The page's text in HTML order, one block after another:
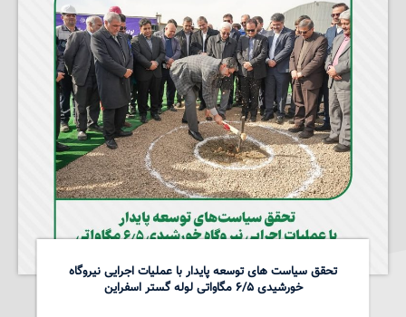
تحقق سیاست های توسعه پایدار با عملیات اجرایی نیروگاه
خورشیدی ۶/۵ مگاواتی لوله گستر اسفراین